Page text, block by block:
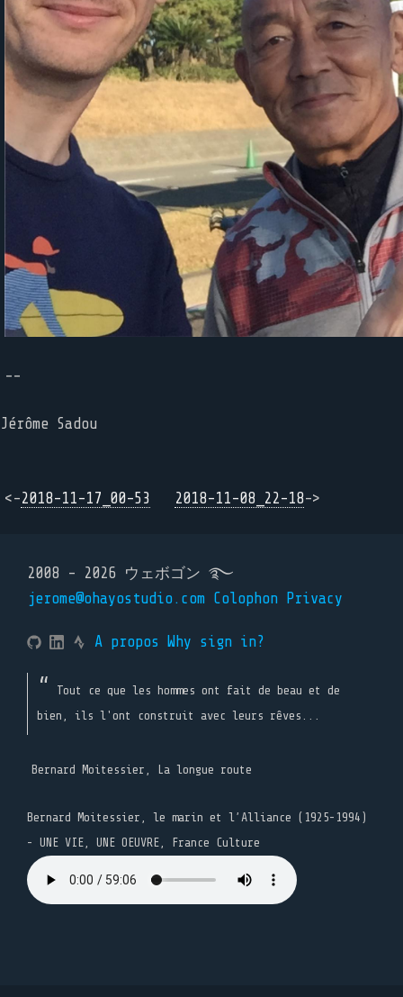
--
Jérôme Sadou
<-2018-11-17_00-53 2018-11-08_22-18->
2008 - 2026 ウェボゴン ࿐
jerome@ohayostudio.com Colophon Privacy
A propos Why sign in?
Tout ce que les hommes ont fait de beau et de
bien, ils l'ont construit avec leurs rêves...
Bernard Moitessier, La longue route
Bernard Moitessier, le marin et l’Alliance (1925-1994)
- UNE VIE, UNE OEUVRE, France Culture